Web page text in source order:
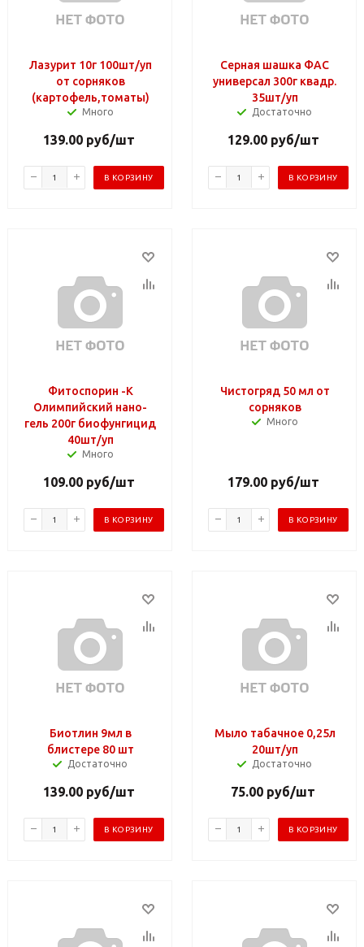
Лазурит 10г 100шт/уп
от сорняков
(картофель,томаты)
Много
139.00руб/шт
В КОРЗИНУ
Серная шашка ФАС
универсал 300г квадр.
35шт/уп
Достаточно
129.00руб/шт
В КОРЗИНУ
Фитоспорин -К
Олимпийский нано-
гель 200г биофунгицид
40шт/уп
Много
109.00руб/шт
В КОРЗИНУ
Чистогряд 50 мл от
сорняков
Много
179.00руб/шт
В КОРЗИНУ
Биотлин 9мл в
блистере 80 шт
Достаточно
139.00руб/шт
В КОРЗИНУ
Мыло табачное 0,25л
20шт/уп
Достаточно
75.00 руб/шт
В КОРЗИНУ